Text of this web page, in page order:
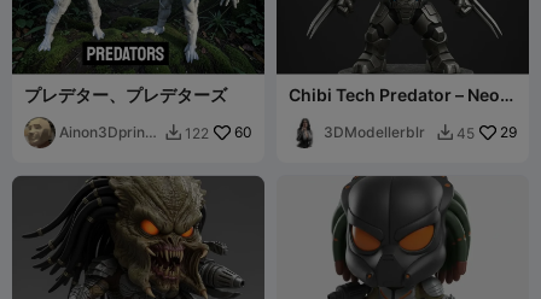
プレデター、プレデターズ
Ainon3Dprint
 122 60
Chibi Tech Predator – Neon
Strike Collectible Figurine
3DModellerblr  45 29